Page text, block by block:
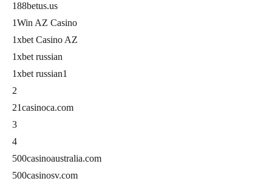
188betus.us
1Win AZ Casino
1xbet Casino AZ
1xbet russian
1xbet russian1
2
21casinoca.com
3
4
500casinoaustralia.com
500casinosv.com